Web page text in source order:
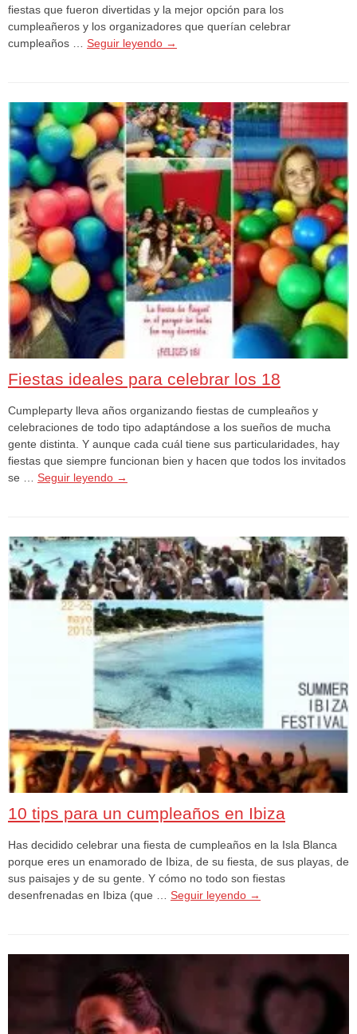
fiestas que fueron divertidas y la mejor opción para los
cumpleañeros y los organizadores que querían celebrar
cumpleaños … Seguir leyendo →
Fiestas ideales para celebrar los 18
Cumpleparty lleva años organizando fiestas de cumpleaños y
celebraciones de todo tipo adaptándose a los sueños de mucha
gente distinta. Y aunque cada cuál tiene sus particularidades, hay
fiestas que siempre funcionan bien y hacen que todos los invitados
se … Seguir leyendo →
10 tips para un cumpleaños en Ibiza
Has decidido celebrar una fiesta de cumpleaños en la Isla Blanca
porque eres un enamorado de Ibiza, de su fiesta, de sus playas, de
sus paisajes y de su gente. Y cómo no todo son fiestas
desenfrenadas en Ibiza (que … Seguir leyendo →